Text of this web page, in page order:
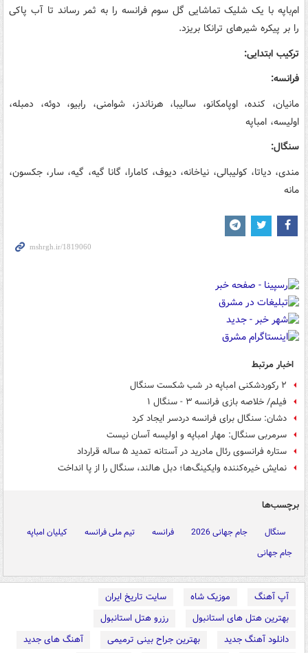
ام‌باپه با یک شلیک تماشایی گل سوم فرانسه را به ثمر رساند تا آب پاکی
را بر پیکره شیرهای ترانکا بریزد.
ترکیب ابتدایی:
فرانسه:
مانیان، کنده، اوپامکانو، سالیبا، هرناندز، شوامنی، رابیو، دوئه، دمبله،
اولیسه، امباپه
سنگال:
مندی، دیاتا، کولیبالی، نیاخانه، دیوف، کامارا، گانا گیه، گیه، سار، جکسون،
مانه
اخبار مرتبط
۲ رکوردشکنی امباپه در شب شکست سنگال
فیلم/ خلاصه بازی فرانسه ۳ - سنگال ۱
دشان: سنگال برای فرانسه دردسر ایجاد کرد
سرمربی سنگال: مهار امباپه و اولیسه آسان نیست
ستاره فرانسوی رئال مادرید در آستانه تمدید ۵ ساله قرارداد
نمایش خیره‌کننده وایکینگ‌ها؛ دبل هالند، سنگال را از پا انداخت
برچسب‌ها
سنگال جام جهانی 2026 فرانسه تیم ملی فرانسه
کیلیان امباپه
جام جهانی
آپ آهنگ موزیک شاه
سایت تاریخ ایران
بهترین هتل های استانبول
رزرو هتل استانبول
دانلود آهنگ جدید
بهترین جراح بینی ترمیمی
آهنگ های جدید